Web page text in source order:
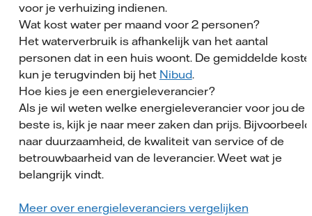
voor je verhuizing indienen.
Wat kost water per maand voor 2 personen?
Het waterverbruik is afhankelijk van het aantal
personen dat in een huis woont. De gemiddelde
kun je terugvinden bij het Nibud.
Hoe kies je een energieleverancier?
Als je wil weten welke energieleverancier voor jou de
beste is, kijk je naar meer zaken dan prijs. Bijvoorbeeld
naar duurzaamheid, de kwaliteit van service of de
betrouwbaarheid van de leverancier. Weet wat je
belangrijk vindt.
Meer over energieleveranciers vergelijken